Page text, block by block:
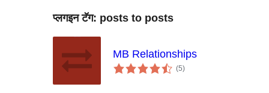
प्लगइन टॅग: posts to posts
MB Relationships
(5एकूण
मूल्यांकन
)